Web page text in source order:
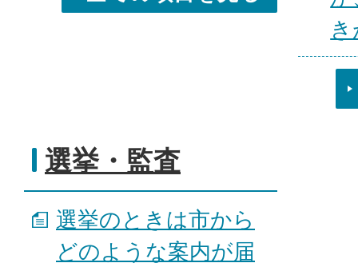
選挙・監査
選挙のときは市から
どのような案内が届